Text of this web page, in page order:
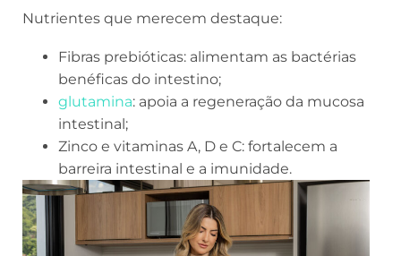
Nutrientes que merecem destaque:
Fibras prebióticas: alimentam as bactérias
benéficas do intestino;
glutamina: apoia a regeneração da mucosa
intestinal;
Zinco e vitaminas A, D e C: fortalecem a
barreira intestinal e a imunidade.